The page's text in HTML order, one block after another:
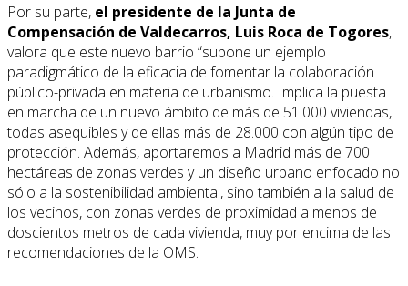
Por su parte, el presidente de la Junta de
Compensación de Valdecarros, Luis Roca de Togores,
valora que este nuevo barrio “supone un ejemplo
paradigmático de la eficacia de fomentar la colaboración
público-privada en materia de urbanismo. Implica la puesta
en marcha de un nuevo ámbito de más de 51.000 viviendas,
todas asequibles y de ellas más de 28.000 con algún tipo de
protección. Además, aportaremos a Madrid más de 700
hectáreas de zonas verdes y un diseño urbano enfocado no
sólo a la sostenibilidad ambiental, sino también a la salud de
los vecinos, con zonas verdes de proximidad a menos de
doscientos metros de cada vivienda, muy por encima de las
recomendaciones de la OMS.